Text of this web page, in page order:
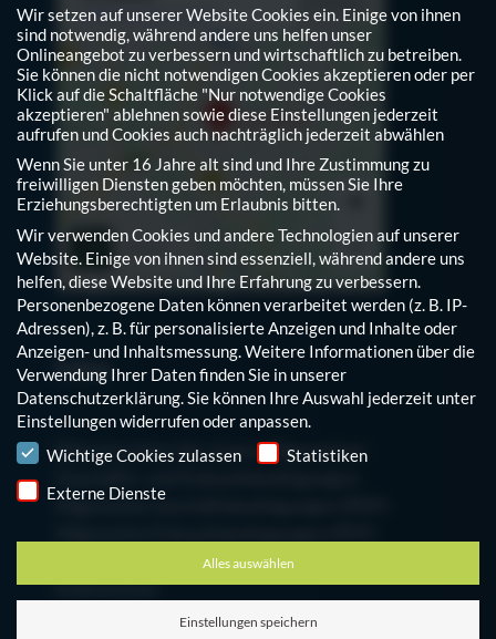
Infos
Bitte beachten Sie unsere Allgemeinen
Allgemeine Geschäftsbedingungen (PDF)
Datenschutz
Cookie-Einstellungen bearbeiten
Wir setzen auf unserer Website Cookies ein. Einige von ihnen
sind notwendig, während andere uns helfen unser
Onlineangebot zu verbessern und wirtschaftlich zu betreiben.
Sie können die nicht notwendigen Cookies akzeptieren oder per
Klick auf die Schaltfläche "Nur notwendige Cookies
akzeptieren" ablehnen sowie diese Einstellungen jederzeit
aufrufen und Cookies auch nachträglich jederzeit abwählen
Wenn Sie unter 16 Jahre alt sind und Ihre Zustimmung zu
freiwilligen Diensten geben möchten, müssen Sie Ihre
Erziehungsberechtigten um Erlaubnis bitten.
Wir verwenden Cookies und andere Technologien auf unserer
Website. Einige von ihnen sind essenziell, während andere uns
helfen, diese Website und Ihre Erfahrung zu verbessern.
Personenbezogene Daten können verarbeitet werden (z. B. IP-
Adressen), z. B. für personalisierte Anzeigen und Inhalte oder
Anzeigen- und Inhaltsmessung.Weitere Informationen über die
Verwendung Ihrer Daten finden Sie in unserer
Datenschutzerklärung.Sie können Ihre Auswahl jederzeit unter
Einstellungenwiderrufen oder anpassen.
Hinweis auf den Einsatz von Cookies
Wichtige Cookies zulassen
Statistiken
Externe Dienste
Alles auswählen
Einstellungen speichern